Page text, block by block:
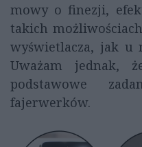
mowy o finezji,
takich
wyświetlacza, jak u
Uważam jednak,
podstawowe
fajerwerków.